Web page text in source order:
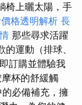
椅上曬太陽，手
格透明解析 長
那些尋求活躍
運動（排球、
訂購並體驗我
杯的舒緩觸
必備補充，擁